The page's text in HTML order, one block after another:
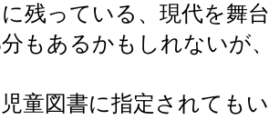
残っている、現代を舞
もあるかもしれないが
童図書に指定されても